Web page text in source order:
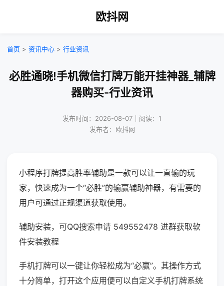
欧抖网
首页 > 资讯中心 > 行业资讯
必胜通晓!手机微信打牌万能开挂神器_辅牌
器购买-行业资讯
发布时间：2026-08-07｜阅读：1
发布者：欧抖网
小程序打牌提高胜率辅助是一款可以让一直输的玩
家，快速成为一个“必胜”的输赢辅助神器，有需要的
用户可通过正规渠道获取使用。
辅助安装，可QQ搜索申请 549552478 进群获取软
件安装教程
手机打牌可以一键让你轻松成为“必赢”。其操作方式
十分简单，打开这个应用便可以自定义手机打牌系统